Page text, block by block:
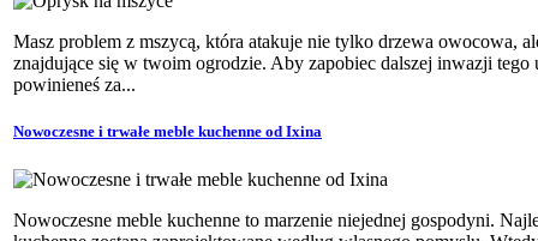
Masz problem z mszycą, która atakuje nie tylko drzewa owocowa,
znajdujące się w twoim ogrodzie. Aby zapobiec dalszej inwazji tego
powinieneś za...
Nowoczesne i trwałe meble kuchenne od Ixina
Nowoczesne meble kuchenne to marzenie niejednej gospodyni.